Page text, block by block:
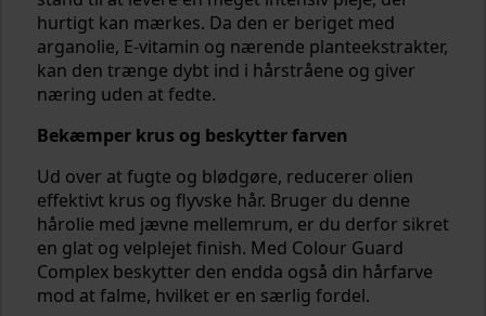
hurtigt kan mærkes. Da den er beriget med
arganolie, E-vitamin og nærende planteekstrakter,
kan den trænge dybt ind i hårstråene og giver
næring uden at fedte.
Bekæmper krus og beskytter farven
Ud over at fugte og blødgøre, reducerer olien
effektivt krus og flyvske hår. Bruger du denne
hårolie med jævne mellemrum, er du derfor sikret
en glat og velplejet finish. Med Colour Guard
Complex beskytter den endda også din hårfarve
mod at falme, hvilket er en særlig fordel.